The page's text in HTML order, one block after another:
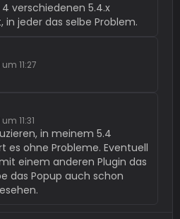
verschiedenen 5.4.x
jeder das selbe Problem.
11:27
11:31
in meinem 5.4
es ohne Probleme. Eventuell
einem anderen Plugin das
das Popup auch schon